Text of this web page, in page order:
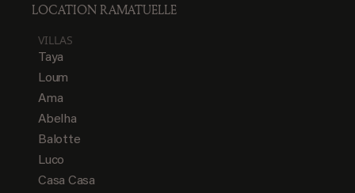
LOCATION RAMATUELLE
VILLAS
Taya
Loum
Ama
Abelha
Balotte
Luco
Casa Casa